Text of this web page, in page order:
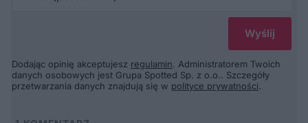
Dodając opinię akceptujesz regulamin. Administratorem Twoich
danych osobowych jest Grupa Spotted Sp. z o.o.. Szczegóły
przetwarzania danych znajdują się w polityce prywatności.